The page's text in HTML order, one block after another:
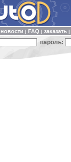
новости FAQ заказать
пароль: